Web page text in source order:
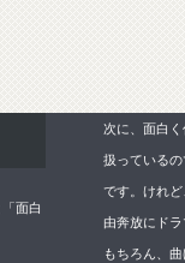
面白
次に、面白
扱っている
です。けれ
由奔放にドラ
もちろん、